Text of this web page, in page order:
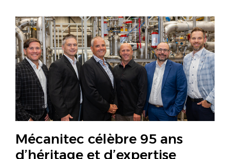
Mécanitec célèbre 95 ans
d’héritage et d’expertise